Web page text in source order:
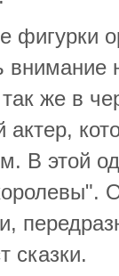
фигурки
внимание
же в
В этой
сказки.